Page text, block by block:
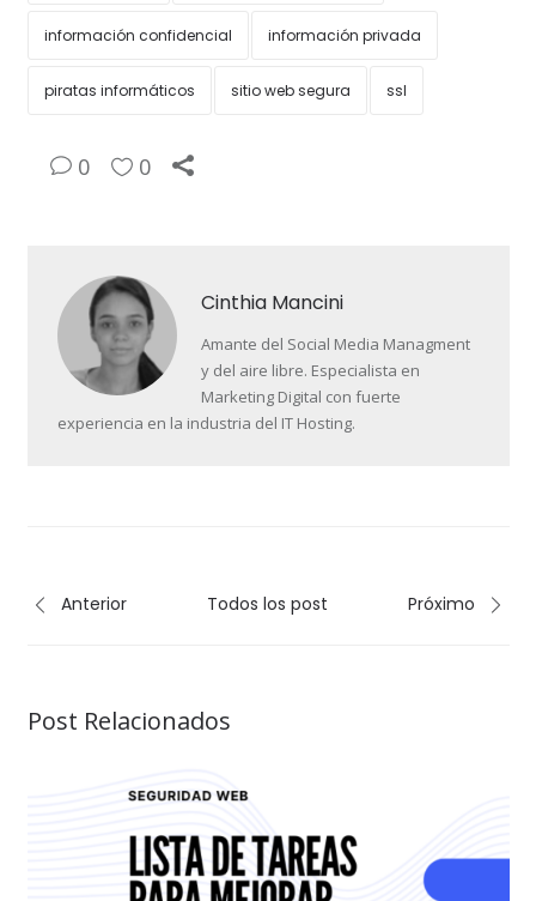
información confidencial información privada
piratas informáticos sitio web segura ssl
0 0
Cinthia Mancini
Amante del Social Media Managment
y del aire libre. Especialista en
Marketing Digital con fuerte
experiencia en la industria del IT Hosting.
Anterior Todos los post Próximo
Post Relacionados